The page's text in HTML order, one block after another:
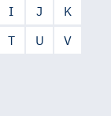
I J
K
T U
V